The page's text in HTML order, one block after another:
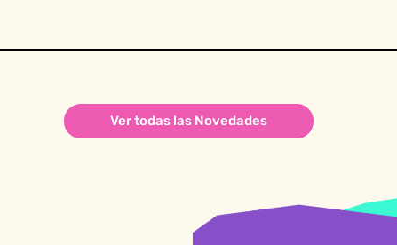
Ver todas las Novedades